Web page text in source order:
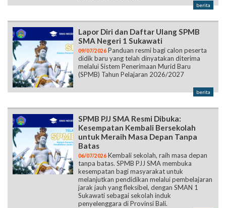
berita
Lapor Diri dan Daftar Ulang SPMB
SMA Negeri 1 Sukawati
09/07/2026 Panduan resmi bagi calon peserta
didik baru yang telah dinyatakan diterima
melalui Sistem Penerimaan Murid Baru
(SPMB) Tahun Pelajaran 2026/2027
berita
SPMB PJJ SMA Resmi Dibuka:
Kesempatan Kembali Bersekolah
untuk Meraih Masa Depan Tanpa
Batas
06/07/2026 Kembali sekolah, raih masa depan
tanpa batas. SPMB PJJ SMA membuka
kesempatan bagi masyarakat untuk
melanjutkan pendidikan melalui pembelajaran
jarak jauh yang fleksibel, dengan SMAN 1
Sukawati sebagai sekolah induk
penyelenggara di Provinsi Bali.